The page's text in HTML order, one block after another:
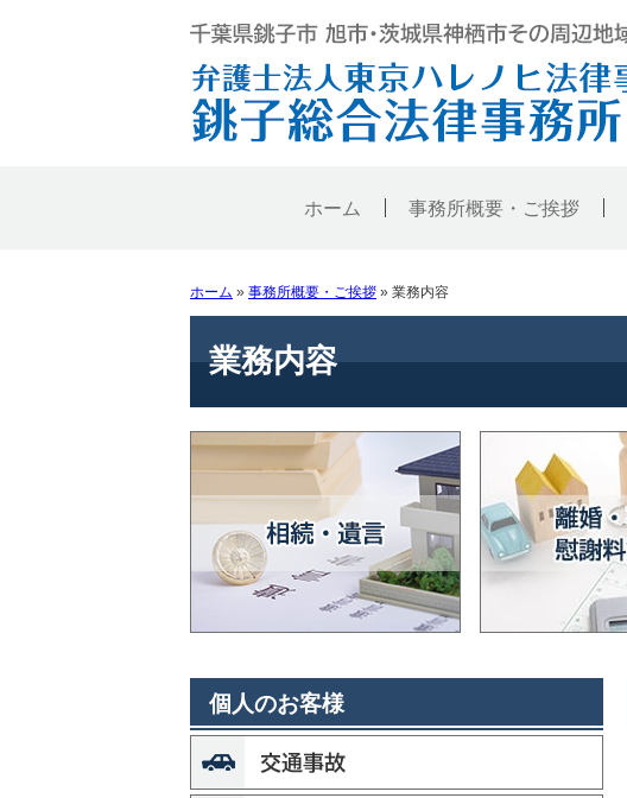
ホーム 事務所概要・ご挨拶
ホーム » 事務所概要・ご挨拶 » 業務内容
業務内容
個人のお客様